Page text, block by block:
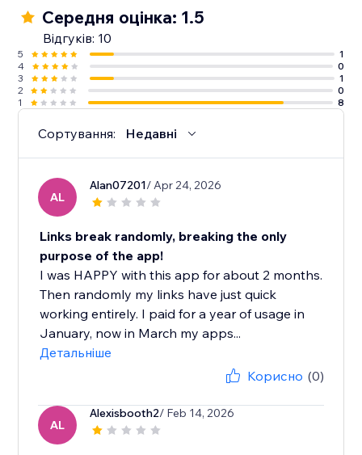
Середня оцінка: 1.5
Відгуків: 10
5
1
4
0
3
1
2
0
1
8
Сортування: Недавні
AL
Alan07201/ Apr 24, 2026
Links break randomly, breaking the only
purpose of the app!
I was HAPPY with this app for about 2 months.
Then randomly my links have just quick
working entirely. I paid for a year of usage in
January, now in March my apps...
Детальніше
Корисно (0)
AL
Alexisbooth2/ Feb 14, 2026